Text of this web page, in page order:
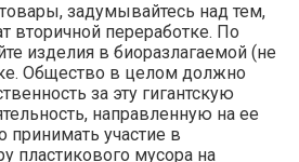
задумывайтесь над тем,
вторичной переработке. По
изделия в биоразлагаемой (не
Общество в целом должно
за эту гигантскую
направленную на ее
участие в
пластикового мусора на